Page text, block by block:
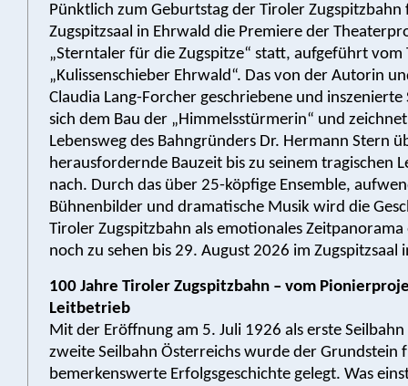
Pünktlich zum Geburtstag der Tiroler Zugspitzbahn
Zugspitzsaal in Ehrwald die Premiere der
„Sterntaler für die Zugspitze“ statt, aufgeführt vom
„Kulissenschieber Ehrwald“. Das von der Autorin
Claudia Lang-Forcher geschriebene und
sich dem Bau der „Himmelsstürmerin“ und
Lebensweg des Bahngründers Dr. Hermann Stern
herausfordernde Bauzeit bis zu seinem tragischen
nach. Durch das über 25-köpfige Ensemble,
Bühnenbilder und dramatische Musik wird die
Tiroler Zugspitzbahn als emotionales
noch zu sehen bis 29. August 2026 im Zugspitzsaal
100 Jahre Tiroler Zugspitzbahn – vom
Leitbetrieb
Mit der Eröffnung am 5. Juli 1926 als erste
zweite Seilbahn Österreichs wurde der Grundstein
bemerkenswerte Erfolgsgeschichte gelegt. Was